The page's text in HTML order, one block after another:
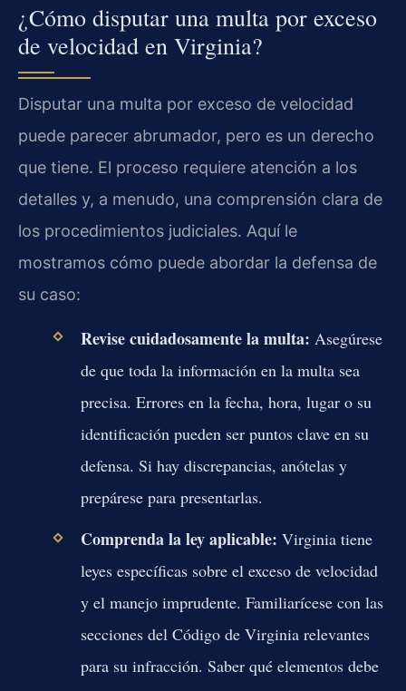
¿Cómo disputar una multa por exceso
de velocidad en Virginia?
Disputar una multa por exceso de velocidad
puede parecer abrumador, pero es un derecho
que tiene. El proceso requiere atención a los
detalles y, a menudo, una comprensión clara de
los procedimientos judiciales. Aquí le
mostramos cómo puede abordar la defensa de
su caso:
Revise cuidadosamente la multa: Asegúrese
de que toda la información en la multa sea
precisa. Errores en la fecha, hora, lugar o su
identificación pueden ser puntos clave en su
defensa. Si hay discrepancias, anótelas y
prepárese para presentarlas.
Comprenda la ley aplicable: Virginia tiene
leyes específicas sobre el exceso de velocidad
y el manejo imprudente. Familiarícese con las
secciones del Código de Virginia relevantes
para su infracción. Saber qué elementos debe